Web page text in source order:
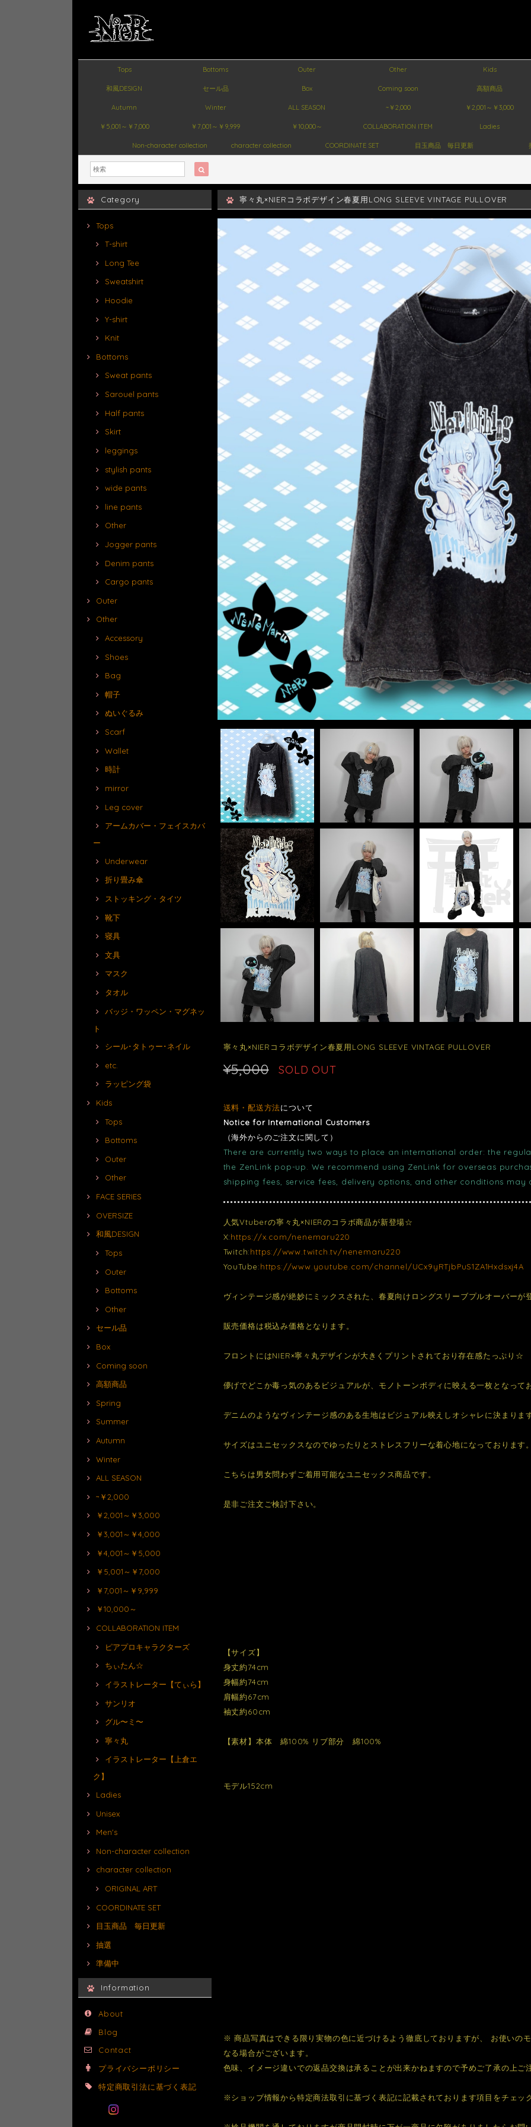
Tops Bottoms Outer Other Kids
和風DESIGN セール品 Box Coming soon 高額商品
Autumn Winter ALL SEASON ~￥2,000 ￥2,001～￥3,000
￥5,001～￥7,000 ￥7,001～￥9,999 ￥10,000～ COLLABORATION ITEM Ladies
Non-character collection character collection COORDINATE SET 目玉商品 毎日更新
Category
Tops
T-shirt
Long Tee
Sweatshirt
Hoodie
Y-shirt
Knit
Bottoms
Sweat pants
Sarouel pants
Half pants
Skirt
leggings
stylish pants
wide pants
line pants
Other
Jogger pants
Denim pants
Cargo pants
Outer
Other
Accessory
Shoes
Bag
帽子
ぬいぐるみ
Scarf
Wallet
時計
mirror
Leg cover
アームカバー・フェイスカバ
ー
Underwear
折り畳み傘
ストッキング・タイツ
靴下
寝具
文具
マスク
タオル
バッジ・ワッペン・マグネッ
ト
シール･タトゥー･ネイル
etc.
ラッピング袋
Kids
Tops
Bottoms
Outer
Other
FACE SERIES
OVERSIZE
和風DESIGN
Tops
Outer
Bottoms
Other
セール品
Box
Coming soon
高額商品
Spring
Summer
Autumn
Winter
ALL SEASON
~￥2,000
￥2,001～￥3,000
￥3,001～￥4,000
￥4,001～￥5,000
￥5,001～￥7,000
￥7,001～￥9,999
￥10,000～
COLLABORATION ITEM
ピアプロキャラクターズ
ちぃたん☆
イラストレーター【てぃら】
サンリオ
グル〜ミ〜
寧々丸
イラストレーター【上倉エ
ク】
Ladies
Unisex
Men's
Non-character collection
character collection
ORIGINAL ART
COORDINATE SET
目玉商品 毎日更新
抽選
準備中
Information
About
Blog
Contact
プライバシーポリシー
特定商取引法に基づく表記
寧々丸×NIERコラボデザイン春夏用LONG SLEEVE VINTAGE PULLOVER
寧々丸×NIERコラボデザイン春夏用LONG SLEEVE VINTAGE PULLOVER
¥5,000 SOLD OUT
送料・配送方法について
Notice for International Customers
（海外からのご注文に関して）
There are currently two ways to place an international order: the
the ZenLink pop-up. We recommend using ZenLink for overseas
shipping fees, service fees, delivery options, and other conditions may
人気Vtuberの寧々丸×NIERのコラボ商品が新登場☆
X:https://x.com/nenemaru220
Twitch:https://www.twitch.tv/nenemaru220
YouTube:https://www.youtube.com/channel/UCx9yRTjbPuS1ZA1Hxdsxj4A
ヴィンテージ感が絶妙にミックスされた、春夏向けロングスリーブプルオーバーが
販売価格は税込み価格となります。
フロントにはNIER×寧々丸デザインが大きくプリントされており存在感たっぷり☆
儚げでどこか毒っ気のあるビジュアルが、モノトーンボディに映える一枚となって
デニムのようなヴィンテージ感のある生地はビジュアル映えしオシャレに決まります
サイズはユニセックスなのでゆったりとストレスフリーな着心地になっております。
こちらは男女問わずご着用可能なユニセックス商品です。
是非ご注文ご検討下さい。
【サイズ】
身丈約74cm
身幅約74cm
肩幅約67cm
袖丈約60cm
【素材】本体 綿100% リブ部分 綿100%
モデル152cm
※ 商品写真はできる限り実物の色に近づけるよう徹底しておりますが、 お使いの
なる場合がございます。
色味、イメージ違いでの返品交換は承ることが出来かねますので予めご了承の上ご
※ショップ情報から特定商法取引に基づく表記に記載されております項目をチェッ